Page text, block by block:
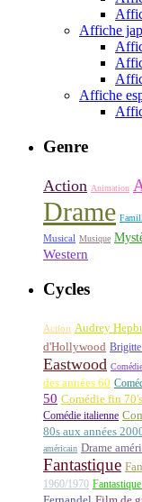
Affiche
Affiche
Genre
Action Animation
Drame
Musical Musique
Western
Cycles
Action Audrey
d'Hollywood
Eastwood
des années 60
50 Comédie fin 70's
Comédie italienne
80s aux années
américain Drame
Fantastique
1960/1970